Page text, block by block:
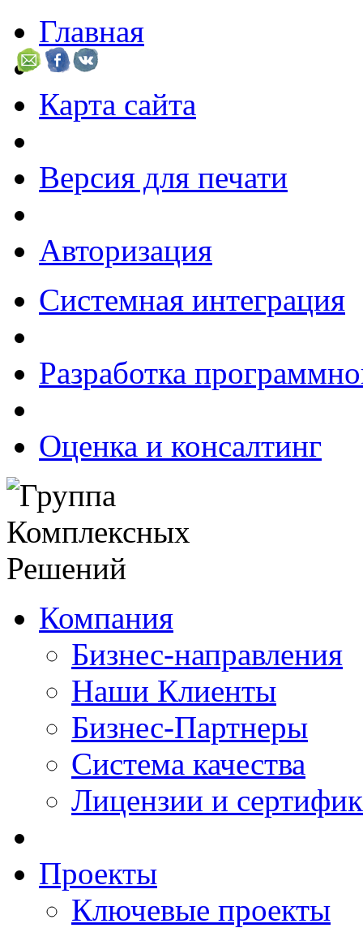
Главная
Карта сайта
Версия для печати
Авторизация
Системная интеграция
Разработка
Оценка и консалтинг
Компания
Бизнес-направления
Наши Клиенты
Бизнес-Партнеры
Система качества
Лицензии и
Проекты
Ключевые проекты